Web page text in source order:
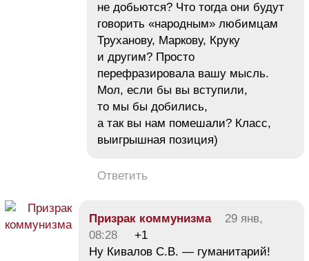
не добьются? Что тогда они будут
говорить «народным» любимцам
Труханову, Маркову, Круку
и другим? Просто
перефразировала вашу мысль.
Мол, если бы вы вступили,
то мы бы добились,
а так вы нам помешали? Класс,
выигрышная позиция)
Ответить
Призрак коммунизма
29 янв,
08:28
+1
Ну Кивалов С.В. — гуманитарий!